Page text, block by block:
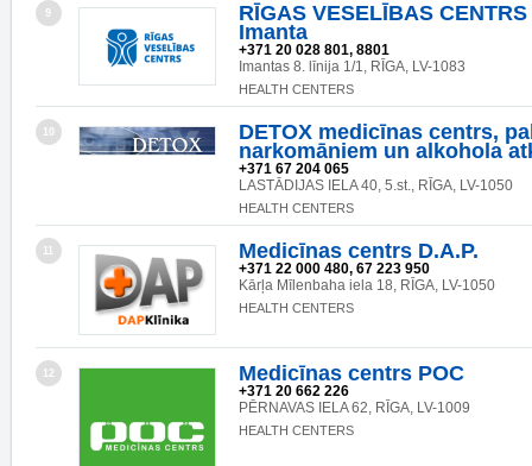
9
RĪGAS VESELĪBAS
Imanta
+371 20 028 801, 8801
Imantas 8. līnija 1/1, RĪGA, LV-1083
HEALTH CENTERS
10
DETOX medicīnas centrs,
narkomāniem un alkohola
+371 67 204 065
LASTĀDIJAS IELA 40, 5.st., RĪGA, LV-1050
HEALTH CENTERS
11 Medicīnas centrs D.A.P.
+371 22 000 480, 67 223 950
Kārļa Mīlenbaha iela 18, RĪGA, LV-1050
HEALTH CENTERS
12 Medicīnas centrs POC
+371 20 662 226
PĒRNAVAS IELA 62, RĪGA, LV-1009
HEALTH CENTERS